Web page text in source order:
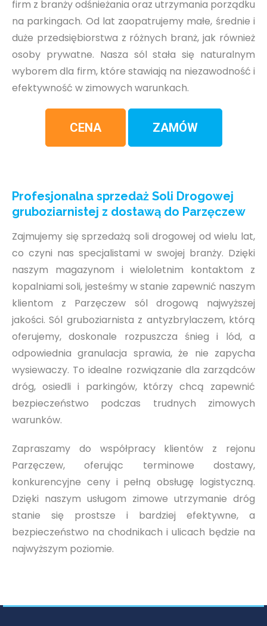
firm z branży odśnieżania oraz utrzymania porządku
na parkingach. Od lat zaopatrujemy małe, średnie i
duże przedsiębiorstwa z różnych branż, jak również
osoby prywatne. Nasza sól stała się naturalnym
wyborem dla firm, które stawiają na niezawodność i
efektywność w zimowych warunkach.
CENA ZAMÓW
Profesjonalna sprzedaż Soli Drogowej
gruboziarnistej z dostawą do Parzęczew
Zajmujemy się sprzedażą soli drogowej od wielu lat,
co czyni nas specjalistami w swojej branży. Dzięki
naszym magazynom i wieloletnim kontaktom z
kopalniami soli, jesteśmy w stanie zapewnić naszym
klientom z Parzęczew sól drogową najwyższej
jakości. Sól gruboziarnista z antyzbrylaczem, którą
oferujemy, doskonale rozpuszcza śnieg i lód, a
odpowiednia granulacja sprawia, że nie zapycha
wysiewaczy. To idealne rozwiązanie dla zarządców
dróg, osiedli i parkingów, którzy chcą zapewnić
bezpieczeństwo podczas trudnych zimowych
warunków.
Zapraszamy do współpracy klientów z rejonu
Parzęczew, oferując terminowe dostawy,
konkurencyjne ceny i pełną obsługę logistyczną.
Dzięki naszym usługom zimowe utrzymanie dróg
stanie się prostsze i bardziej efektywne, a
bezpieczeństwo na chodnikach i ulicach będzie na
najwyższym poziomie.